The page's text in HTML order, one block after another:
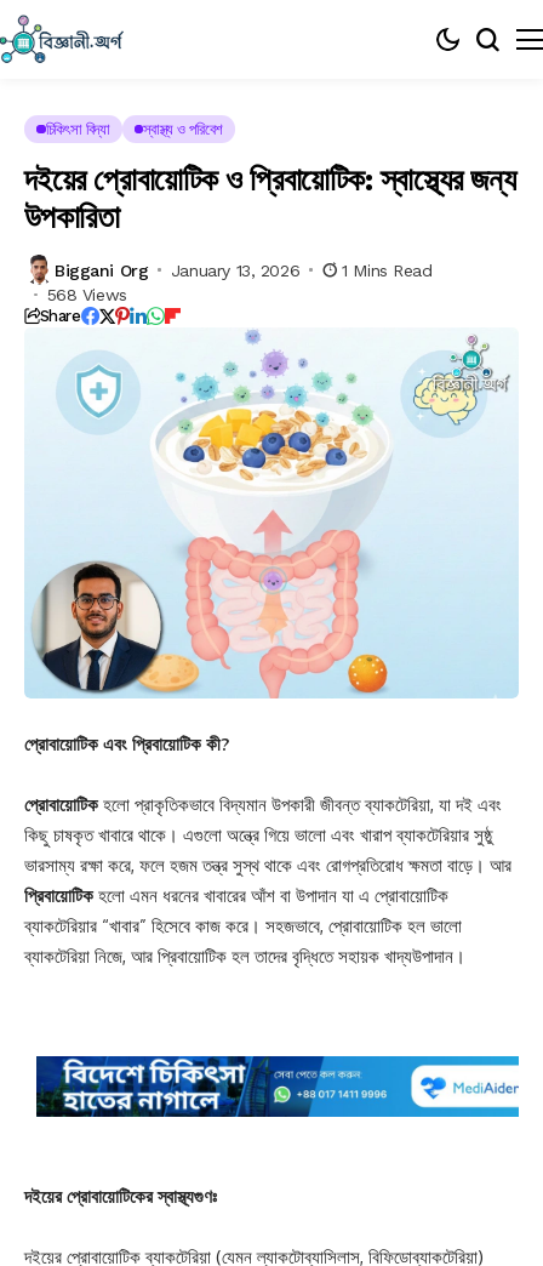
চিকিৎসা বিদ্যা স্বাস্থ্য ও পরিবেশ
দইয়ের প্রোবায়োটিক ও প্রিবায়োটিক: স্বাস্থ্যের জন্য
উপকারিতা
Biggani Org January 13, 2026
1 Mins Read
568 Views
Share
প্রোবায়োটিক এবং প্রিবায়োটিক কী?
প্রোবায়োটিকহলো প্রাকৃতিকভাবে বিদ্যমান উপকারী জীবন্ত ব্যাকটেরিয়া, যা দই এবং
কিছু চাষকৃত খাবারে থাকে। এগুলো অন্ত্রে গিয়ে ভালো এবং খারাপ ব্যাকটেরিয়ার সুষ্ঠু
ভারসাম্য রক্ষা করে, ফলে হজম তন্ত্র সুস্থ থাকে এবং রোগপ্রতিরোধ ক্ষমতা বাড়ে। আর
প্রিবায়োটিকহলো এমন ধরনের খাবারের আঁশ বা উপাদান যা এ প্রোবায়োটিক
ব্যাকটেরিয়ার “খাবার” হিসেবে কাজ করে। সহজভাবে, প্রোবায়োটিক হল ভালো
ব্যাকটেরিয়া নিজে, আর প্রিবায়োটিক হল তাদের বৃদ্ধিতে সহায়ক খাদ্যউপাদান।
দইয়ের প্রোবায়োটিকের স্বাস্থ্যগুণঃ
দইয়ের প্রোবায়োটিক ব্যাকটেরিয়া (যেমন ল্যাকটোব্যাসিলাস, বিফিডোব্যাকটেরিয়া)